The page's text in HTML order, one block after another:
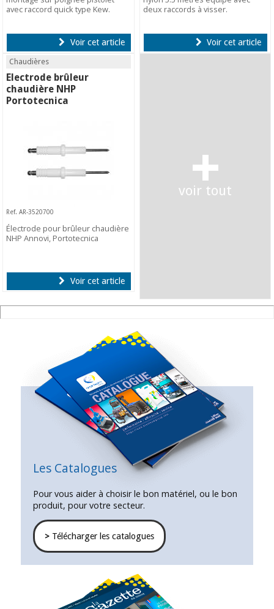
avec raccord quick type Kew.
Voir cet article
deux raccords à visser.
Voir cet article
Chaudières
Electrode brûleur
chaudière NHP
Portotecnica
Ref. AR-3520700
Électrode pour brûleur chaudière
NHP Annovi, Portotecnica
Voir cet article
+
voir tout
Les Catalogues
Pour vous aider à choisir le bon matériel, ou le bon
produit, pour votre secteur.
>Télécharger les catalogues